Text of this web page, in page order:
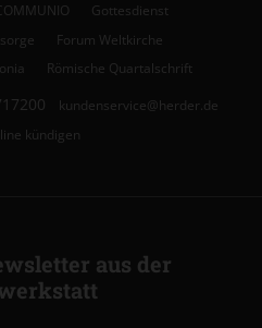
Gottesdienst
Forum Weltkirche
Römische Quartalschrift
kundenservice@herder.de
kündigen
aus der